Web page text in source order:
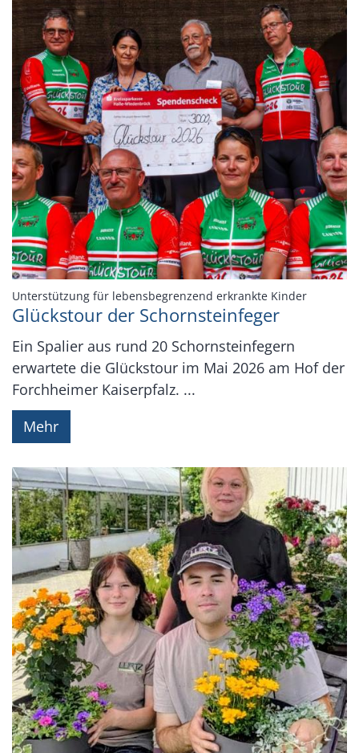
Unterstützung für lebensbegrenzend erkrankte Kinder:
Glückstour der Schornsteinfeger
Ein Spalier aus rund 20 Schornsteinfegern
erwartete die Glückstour im Mai 2026 am Hof der
Forchheimer Kaiserpfalz. ...
Mehr